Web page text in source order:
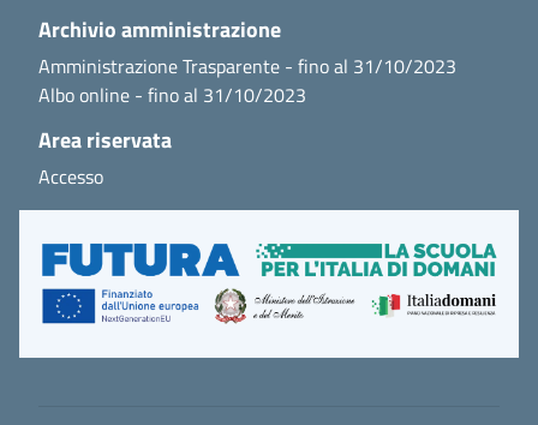
Archivio amministrazione
Amministrazione Trasparente - fino al 31/10/2023
Albo online - fino al 31/10/2023
Area riservata
Accesso